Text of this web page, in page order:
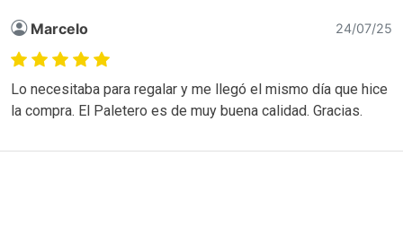
Marcelo 24/07/25
Lo necesitaba para regalar y me llegó el mismo día que hice
la compra. El Paletero es de muy buena calidad. Gracias.